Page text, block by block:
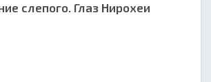
слепого. Глаз Нирохеи